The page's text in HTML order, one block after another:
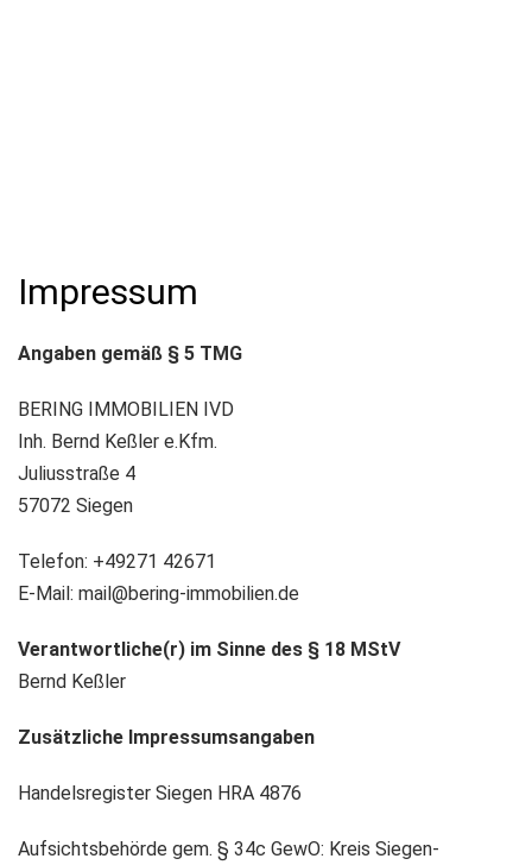
Impressum
Angaben gemäß § 5 TMG
BERING IMMOBILIEN IVD
Inh. Bernd Keßler e.Kfm.
Juliusstraße 4
57072 Siegen
Telefon: +49271 42671
E-Mail: mail@bering-immobilien.de
Verantwortliche(r) im Sinne des § 18 MStV
Bernd Keßler
Zusätzliche Impressumsangaben
Handelsregister Siegen HRA 4876
Aufsichtsbehörde gem. § 34c GewO: Kreis Siegen-